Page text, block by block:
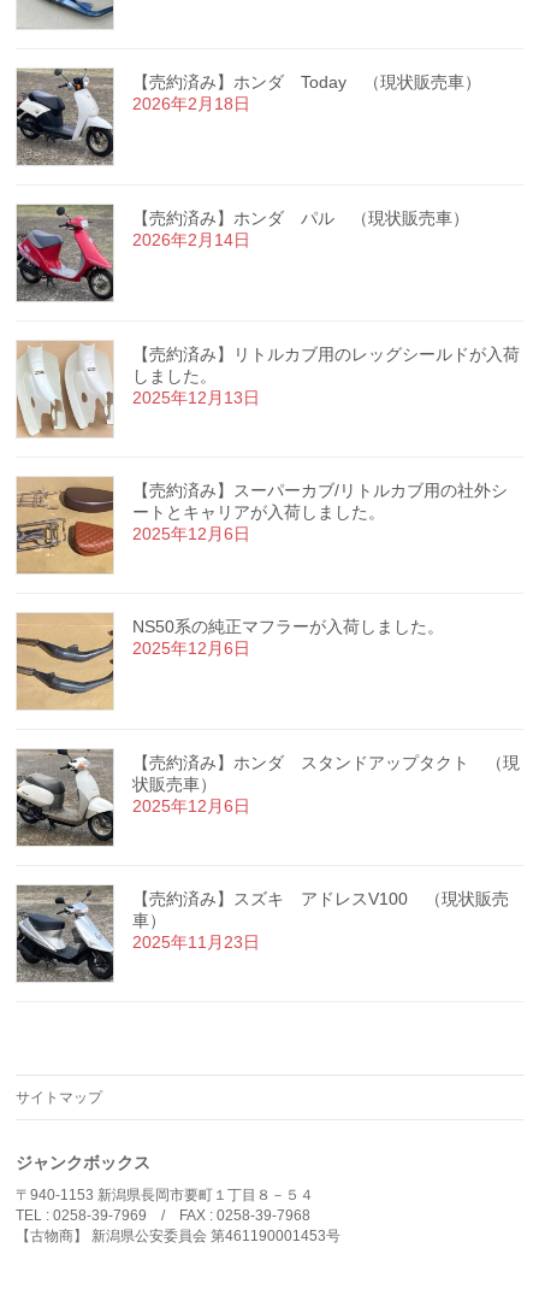
【売約済み】ホンダ Today （現状販売車）
2026年2月18日
【売約済み】ホンダ パル （現状販売車）
2026年2月14日
【売約済み】リトルカブ用のレッグシールドが入荷
しました。
2025年12月13日
【売約済み】スーパーカブ/リトルカブ用の社外シ
ートとキャリアが入荷しました。
2025年12月6日
NS50系の純正マフラーが入荷しました。
2025年12月6日
【売約済み】ホンダ スタンドアップタクト （現
状販売車）
2025年12月6日
【売約済み】スズキ アドレスV100 （現状販売
車）
2025年11月23日
サイトマップ
ジャンクボックス
〒940-1153 新潟県長岡市要町１丁目８－５４
TEL : 0258-39-7969 / FAX : 0258-39-7968
【古物商】 新潟県公安委員会 第461190001453号